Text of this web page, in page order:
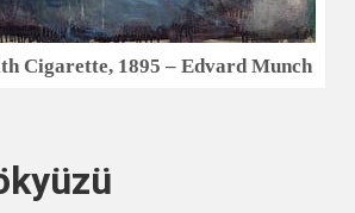
Cigarette, 1895 – Edvard Munch